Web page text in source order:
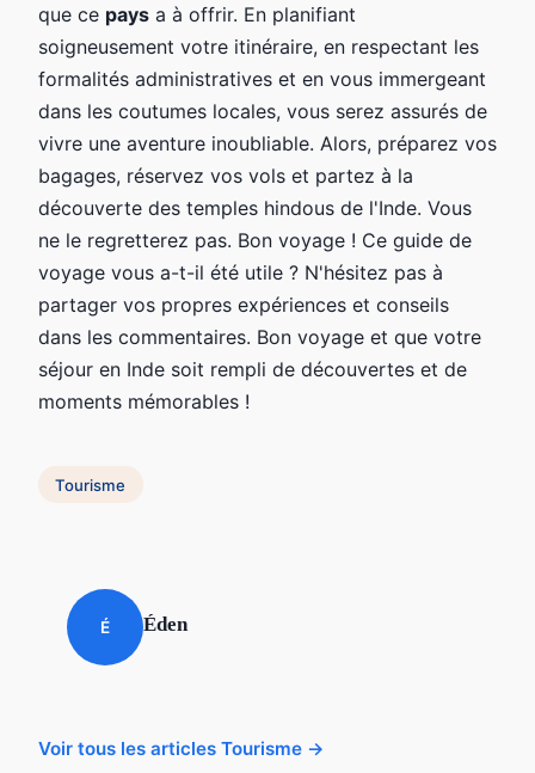
que ce pays a à offrir. En planifiant
soigneusement votre itinéraire, en respectant les
formalités administratives et en vous immergeant
dans les coutumes locales, vous serez assurés de
vivre une aventure inoubliable. Alors, préparez vos
bagages, réservez vos vols et partez à la
découverte des temples hindous de l'Inde. Vous
ne le regretterez pas. Bon voyage ! Ce guide de
voyage vous a-t-il été utile ? N'hésitez pas à
partager vos propres expériences et conseils
dans les commentaires. Bon voyage et que votre
séjour en Inde soit rempli de découvertes et de
moments mémorables !
Tourisme
É Éden
Voir tous les articles Tourisme →